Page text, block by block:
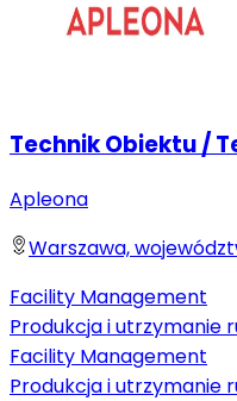
Technik Obiektu /
Apleona
Warszawa,
Facility Management
Produkcja i utrzymanie
Facility Management
Produkcja i utrzymanie